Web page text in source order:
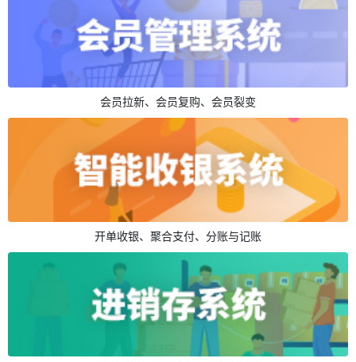
会员拉新、会员复购、会员裂变
开单收银、聚合支付、分账与记账